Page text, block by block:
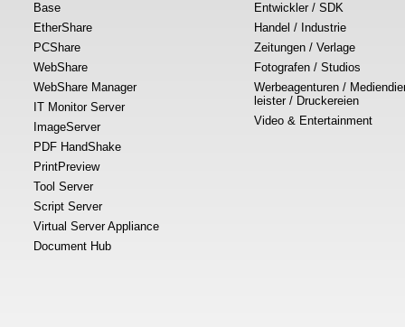
Base
EtherShare
PCShare
WebShare
WebShare Manager
IT Monitor Server
ImageServer
PDF HandShake
PrintPreview
Tool Server
Script Server
Virtual Server Appliance
Document Hub
Entwickler / SDK
Handel / Industrie
Zeitungen / Verlage
Fotografen / Studios
Werbeagenturen /
leister / Druckereien
Video & Entertainment